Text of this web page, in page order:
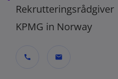
Rekrutteringsrådgiver
KPMG in Norway
call mail